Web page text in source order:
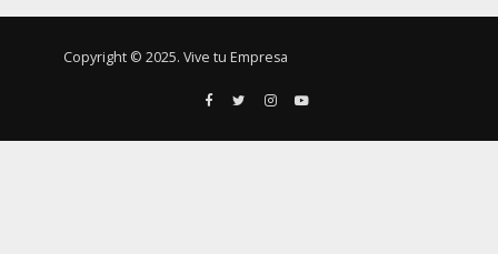
Copyright © 2025. Vive tu Empresa